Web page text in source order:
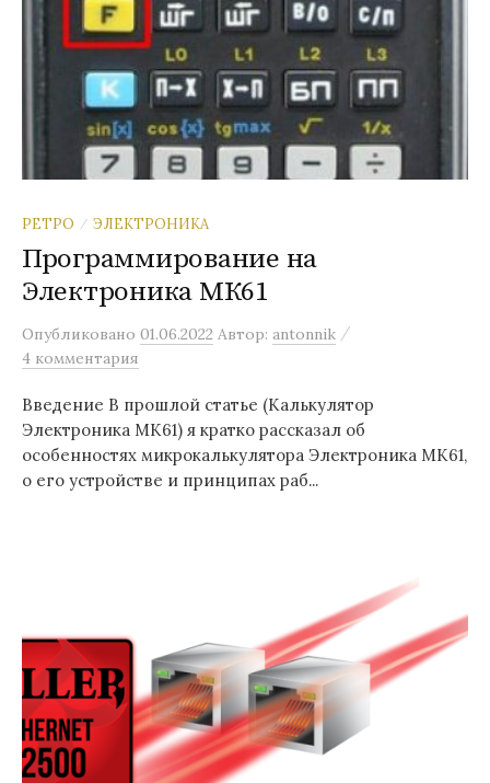
РЕТРО / ЭЛЕКТРОНИКА
Программирование на
Электроника МК61
Опубликовано 01.06.2022 Автор: antonnik /
4 комментария
Введение В прошлой статье (Калькулятор
Электроника МК61) я кратко рассказал об
особенностях микрокалькулятора Электроника МК61,
о его устройстве и принципах раб...